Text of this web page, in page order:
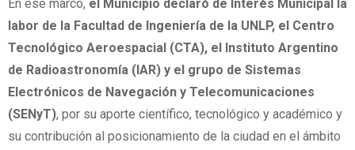
En ese marco, el Municipio declaró de Interés Municipal la
labor de la Facultad de Ingeniería de la UNLP, el Centro
Tecnológico Aeroespacial (CTA), el Instituto Argentino
de Radioastronomía (IAR) y el grupo de Sistemas
Electrónicos de Navegación y Telecomunicaciones
(SENyT), por su aporte científico, tecnológico y académico y
su contribución al posicionamiento de la ciudad en el ámbito